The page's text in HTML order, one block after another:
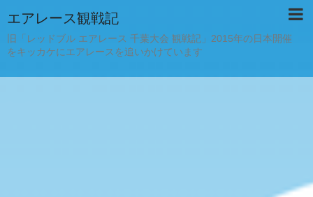
エアレース観戦記
旧「レッドブル エアレース 千葉大会 観戦記」2015年の日本開催
をキッカケにエアレースを追いかけています